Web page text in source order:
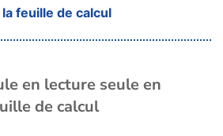
feuille de calcul
en lecture seule en
de calcul